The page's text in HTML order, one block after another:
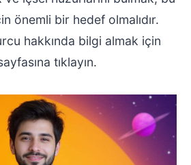
önemli bir hedef olmalıdır.
hakkında bilgi almak için
tıklayın.